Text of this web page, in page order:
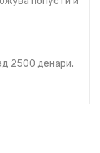
2500 денари.